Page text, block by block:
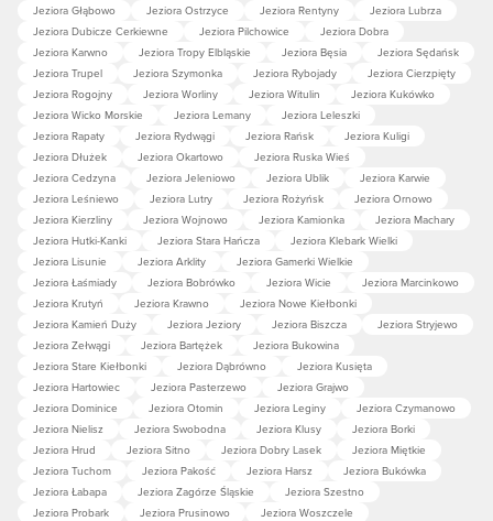
Jeziora Głąbowo Jeziora Ostrzyce Jeziora Rentyny
Jeziora Lubrza
Jeziora Dubicze Cerkiewne
Jeziora Pilchowice
Jeziora Dobra
Jeziora Karwno
Jeziora Tropy Elbląskie Jeziora Bęsia
Jeziora Sędańsk
Jeziora Trupel
Jeziora Szymonka Jeziora Rybojady
Jeziora Cierzpięty
Jeziora Rogojny
Jeziora Worliny Jeziora Witulin
Jeziora Kukówko
Jeziora Wicko Morskie
Jeziora Lemany
Jeziora Leleszki
Jeziora Rapaty
Jeziora Rydwągi Jeziora Rańsk
Jeziora Kuligi
Jeziora Dłużek
Jeziora Okartowo
Jeziora Ruska Wieś
Jeziora Cedzyna
Jeziora Jeleniowo Jeziora Ublik
Jeziora Karwie
Jeziora Leśniewo
Jeziora Lutry Jeziora Rożyńsk
Jeziora Ornowo
Jeziora Kierzliny
Jeziora Wojnowo Jeziora Kamionka
Jeziora Machary
Jeziora Hutki-Kanki
Jeziora Stara Hańcza
Jeziora Klebark Wielki
Jeziora Lisunie
Jeziora Arklity
Jeziora Gamerki Wielkie
Jeziora Łaśmiady
Jeziora Bobrówko Jeziora Wicie
Jeziora Marcinkowo
Jeziora Krutyń
Jeziora Krawno
Jeziora Nowe Kiełbonki
Jeziora Kamień Duży
Jeziora Jeziory Jeziora Biszcza
Jeziora Stryjewo
Jeziora Zełwągi
Jeziora Bartężek
Jeziora Bukowina
Jeziora Stare Kiełbonki
Jeziora Dąbrówno
Jeziora Kusięta
Jeziora Hartowiec
Jeziora Pasterzewo
Jeziora Grajwo
Jeziora Dominice
Jeziora Otomin Jeziora Leginy
Jeziora Czymanowo
Jeziora Nielisz
Jeziora Swobodna Jeziora Klusy
Jeziora Borki
Jeziora Hrud
Jeziora Sitno Jeziora Dobry Lasek
Jeziora Miętkie
Jeziora Tuchom
Jeziora Pakość Jeziora Harsz
Jeziora Bukówka
Jeziora Łabapa
Jeziora Zagórze Śląskie
Jeziora Szestno
Jeziora Probark
Jeziora Prusinowo
Jeziora Woszczele